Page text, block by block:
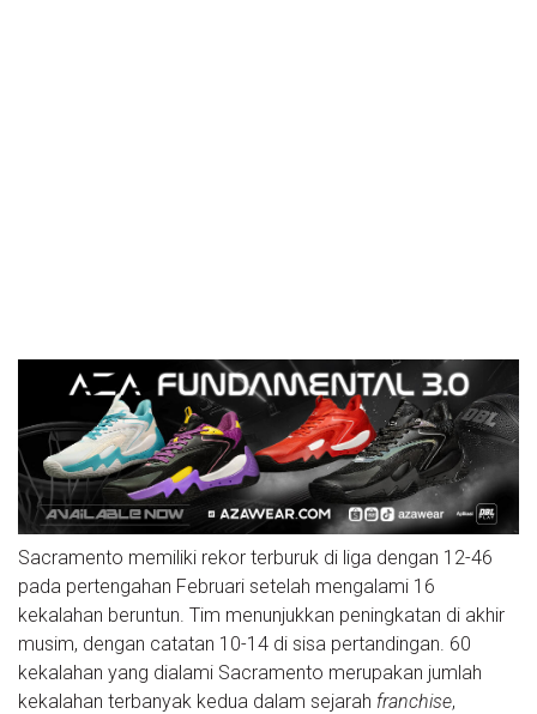
Sacramento memiliki rekor terburuk di liga dengan 12-46
pada pertengahan Februari setelah mengalami 16
kekalahan beruntun. Tim menunjukkan peningkatan di akhir
musim, dengan catatan 10-14 di sisa pertandingan. 60
kekalahan yang dialami Sacramento merupakan jumlah
kekalahan terbanyak kedua dalam sejarah franchise,